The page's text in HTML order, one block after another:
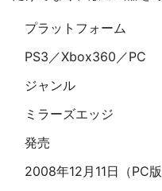
プラットフォーム
PS3／Xbox360／PC
ジャンル
ミラーズエッジ
発売
2008年12月11日（PC